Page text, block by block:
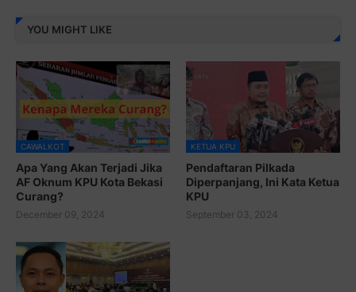
YOU MIGHT LIKE
CAWALKOT
Apa Yang Akan Terjadi Jika
AF Oknum KPU Kota Bekasi
Curang?
December 09, 2024
KETUA KPU
Pendaftaran Pilkada
Diperpanjang, Ini Kata Ketua
KPU
September 03, 2024